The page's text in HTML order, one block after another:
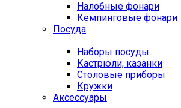
Налобные фонари
Кемпинговые фонари
Посуда
Наборы посуды
Кастрюли, казанки
Столовые приборы
Кружки
Аксессуары